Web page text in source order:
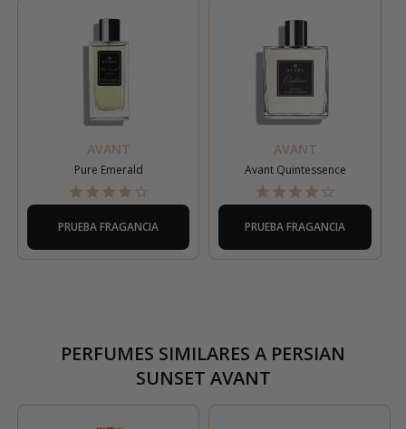
AVANT
Pure Emerald
PRUEBA FRAGANCIA
AVANT
Avant Quintessence
PRUEBA FRAGANCIA
PERFUMES SIMILARES A PERSIAN
SUNSET AVANT